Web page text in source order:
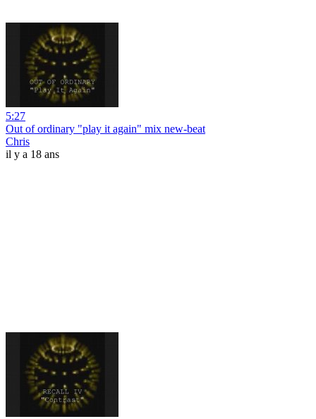
5:27
Out of ordinary "play it again" mix new-beat
Chris
il y a 18 ans